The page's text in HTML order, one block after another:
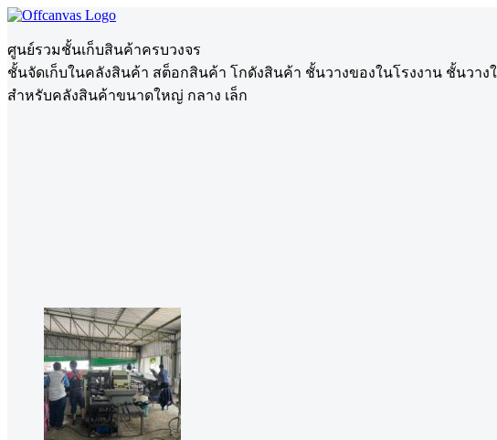
ศูนย์รวมชั้นเก็บสินค้าครบวงจร
ชั้นจัดเก็บในคลังสินค้า สต็อกสินค้า โกดังสินค้า ชั้นวางของในโรงงาน ชั้นวาง
สำหรับคลังสินค้าขนาดใหญ่ กลาง เล็ก